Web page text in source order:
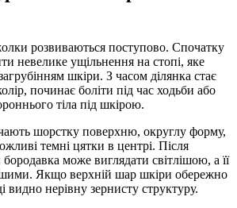
розвиваються поступово. Спочатку
невелике ущільнення на стопі, яке
шкіри. З часом ділянка стає
починає боліти під час ходьби або
тіла під шкірою.
шорстку поверхню, округлу форму,
темні цятки в центрі. Після
може виглядати світлішою, а її
Якщо верхній шар шкіри обережно
видно нерівну зернисту структуру.